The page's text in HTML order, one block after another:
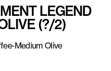
LEGEND
(?/2)
Medium Olive